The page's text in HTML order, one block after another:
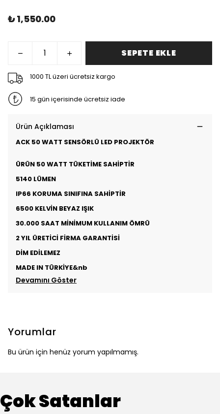
₺ 1,550.00
SEPETE EKLE
1000 TL üzeri ücretsiz kargo
15 gün içerisinde ücretsiz iade
Ürün Açıklaması
ACK 50 WATT SENSÖRLÜ LED PROJEKTÖR
ÜRÜN 50 WATT TÜKETİME SAHİPTİR
5140 LÜMEN
IP66 KORUMA SINIFINA SAHİPTİR
6500 KELVİN BEYAZ IŞIK
30.000 SAAT MİNİMUM KULLANIM ÖMRÜ
2 YIL ÜRETİCİ FİRMA GARANTİSİ
DİM EDİLEMEZ
MADE IN TÜRKİYE&nb
Devamını Göster
Yorumlar
Bu ürün için henüz yorum yapılmamış.
Çok Satanlar